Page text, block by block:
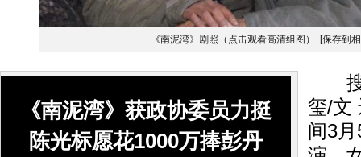
《南泥湾》剧照（点击观看高清组图） [保存到
《南泥湾》获政协委员力挺
陈光标愿花1000万捧彭丹
搜
玺/文
间3